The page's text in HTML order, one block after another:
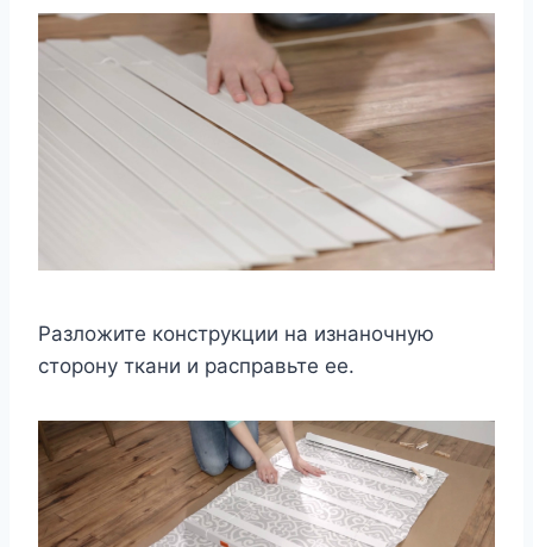
Разложите конструкции на изнаночную
сторону ткани и расправьте ее.